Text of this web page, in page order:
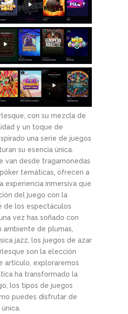
con su mezcla de
y un toque de
una serie de juegos
su esencia única.
van desde tragamonedas
temáticas, ofrecen a
experiencia inmersiva que
del juego con la
de los espectáculos
vez has soñado con
ambiente de plumas,
jazz, los juegos de azar
son la elección
artículo, exploraremos
ha transformado la
los tipos de juegos
puedes disfrutar de